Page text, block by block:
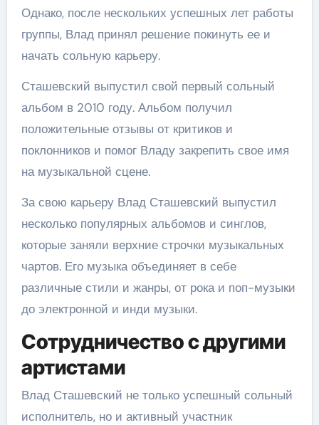
Однако, после нескольких успешных лет работы
группы, Влад принял решение покинуть ее и
начать сольную карьеру.
Сташевский выпустил свой первый сольный
альбом в 2010 году. Альбом получил
положительные отзывы от критиков и
поклонников и помог Владу закрепить свое имя
на музыкальной сцене.
За свою карьеру Влад Сташевский выпустил
несколько популярных альбомов и синглов,
которые заняли верхние строчки музыкальных
чартов. Его музыка объединяет в себе
различные стили и жанры, от рока и поп-музыки
до электронной и инди музыки.
Сотрудничество с другими
артистами
Влад Сташевский не только успешный сольный
исполнитель, но и активный участник